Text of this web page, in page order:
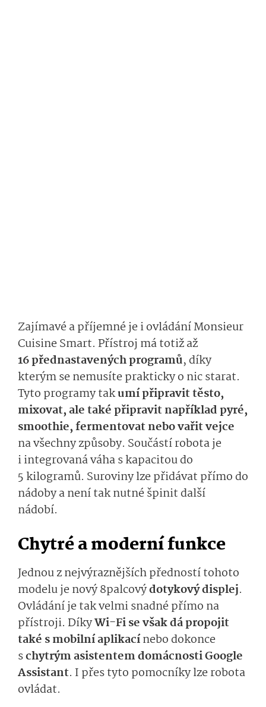
Zajímavé a příjemné je i ovládání Monsieur
Cuisine Smart. Přístroj má totiž až
16 přednastavených programů, díky
kterým se nemusíte prakticky o nic starat.
Tyto programy takumí připravit těsto,
mixovat, ale také připravit například pyré,
smoothie, fermentovat nebo vařit vejce
na všechny způsoby. Součástí robota je
i integrovaná váha s kapacitou do
5 kilogramů. Suroviny lze přidávat přímo do
nádoby a není tak nutné špinit další
nádobí.
Chytré a moderní funkce
Jednou z nejvýraznějších předností tohoto
modelu je nový 8palcovýdotykový displej.
Ovládání je tak velmi snadné přímo na
přístroji. DíkyWi-Fi se však dá propojit
také s mobilní aplikacínebo dokonce
schytrým asistentem domácnosti Google
Assistant. I přes tyto pomocníky lze robota
ovládat.